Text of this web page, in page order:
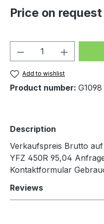
Price on request
Add to wishlist
Product number: G1098
Description
Verkaufspreis Brutto
YFZ 450R 95,04
Kontaktformular
Reviews